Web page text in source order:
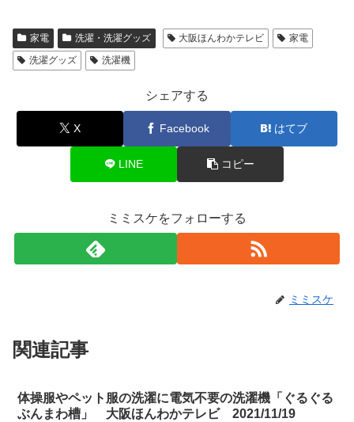
家電 洗濯・洗濯グッズ 大阪ほんわかテレビ
家電
洗濯グッズ
洗濯機
シェアする
X Facebook はてブ
LINE コピー
ミミスケをフォローする
ミミスケ
関連記事
体操服やペット服の洗濯に電気不要の洗濯機「ぐるぐる
ぶんまわ槽」 大阪ほんわかテレビ 2021/11/19